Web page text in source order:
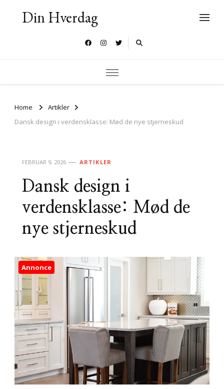
Din Hverdag
Home
Artikler
Dansk design i verdensklasse: Mød de nye stjerneskud
FEBRUAR 9, 2026 ARTIKLER
Dansk design i
verdensklasse: Mød de
nye stjerneskud
Annonce